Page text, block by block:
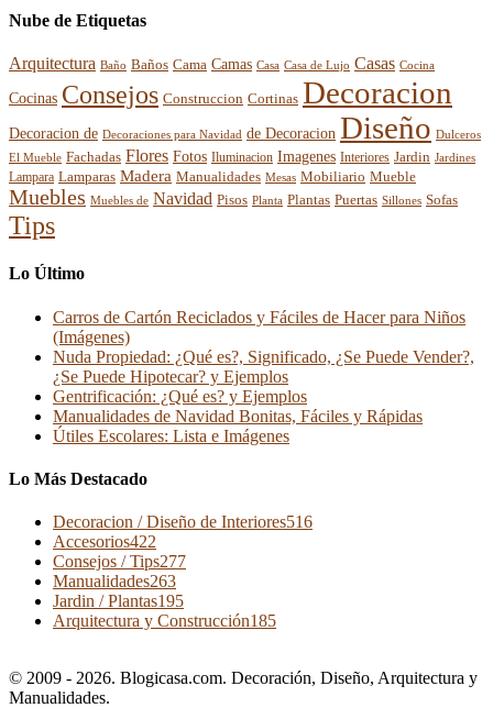
Nube de Etiquetas
Arquitectura Baño Baños Cama Camas Casa Casa de Lujo Casas Cocina
Cocinas Consejos Construccion Cortinas Decoracion
Decoracion de Decoraciones para Navidad de Decoracion Diseño Dulceros
El Mueble Fachadas Flores Fotos Iluminacion Imagenes Interiores Jardin Jardines
Lampara Lamparas Madera Manualidades Mesas Mobiliario Mueble
Muebles Muebles de Navidad Pisos Planta Plantas Puertas Sillones Sofas
Tips
Lo Último
Carros de Cartón Reciclados y Fáciles de Hacer para Niños
(Imágenes)
Nuda Propiedad: ¿Qué es?, Significado, ¿Se Puede Vender?,
¿Se Puede Hipotecar? y Ejemplos
Gentrificación: ¿Qué es? y Ejemplos
Manualidades de Navidad Bonitas, Fáciles y Rápidas
Útiles Escolares: Lista e Imágenes
Lo Más Destacado
Decoracion / Diseño de Interiores516
Accesorios422
Consejos / Tips277
Manualidades263
Jardin / Plantas195
Arquitectura y Construcción185
© 2009 - 2026. Blogicasa.com. Decoración, Diseño, Arquitectura y
Manualidades.